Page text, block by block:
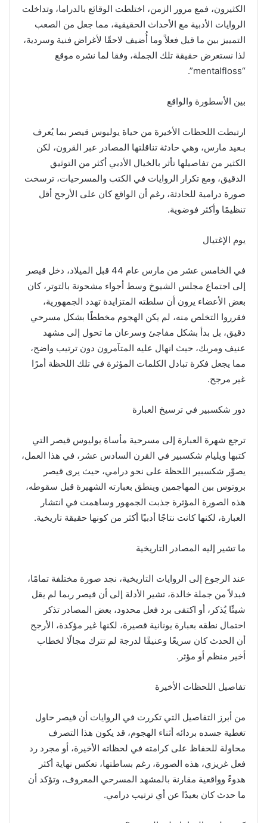
الكثيرون، فمع مرور الزمن، اختلطت الوقائع بالدراما، وتداخلت
الروايات الأدبية مع الأحداث الحقيقية، مما جعل من الصعب
التمييز بين ما قيل فعلاً وما أُضيف لاحقًا لأغراض فنية وسردية،
لذا نستعرض حقيقة تلك الجملة، وفقا لما نشره موقع
“mentalfloss”.
بين الأسطورة والواقع
ارتبطت اللحظات الأخيرة من حياة يوليوس قيصر بما يُعرف
بـعيد مارس، وهي حادثة تناقلتها المصادر عبر القرون، لكن
الكثير من تفاصيلها تأثر بالخيال الأدبي أكثر من التوثيق
الدقيق، ومع تكرار الروايات في الكتب والمسرحيات، ترسخت
صورة درامية للحادثة، رغم أن الواقع كان على الأرجح أقل
تنظيمًا وأكثر فوضوية.
يوم الإغتيال
في الخامس عشر من مارس عام 44 قبل الميلاد، دخل قيصر
إلى اجتماع مجلس الشيوخ وسط أجواء مشحونة بالتوتر، كان
بعض الأعضاء يرون أن سلطته المتزايدة تهدد الجمهورية،
فقرروا التخلص منه، لم يكن الهجوم مخططًا بشكل مسرحي
دقيق، بل بدأ بشكل مفاجئ وسرعان ما تحول إلى مشهد
عنيف ومربك، حيث انهال عليه المتآمرون دون ترتيب واضح،
مما يجعل فكرة تبادل الكلمات المؤثرة في تلك اللحظة أمرًا
غير مرجح.
دور شكسبير في ترسيخ العبارة
ترجع شهرة العبارة إلى مسرحية مأساة يوليوس قيصر التي
كتبها ويليام شكسبير في القرن السادس عشر، في هذا العمل،
يصوّر شكسبير اللحظة على نحو درامي، حيث يرى قيصر
بروتوس بين المهاجمين وينطق بعبارته الشهيرة قبل سقوطه،
هذه الصورة المؤثرة جذبت الجمهور وساهمت في انتشار
العبارة، لكنها كانت نتاجًا أدبيًا أكثر من كونها حقيقة تاريخية.
ما تشير إليه المصادر التاريخية
عند الرجوع إلى الروايات التاريخية، نجد صورة مختلفة تمامًا،
فبدلاً من جملة خالدة، تشير الأدلة إلى أن قيصر ربما لم يقل
شيئًا يُذكر، أو اكتفى برد فعل محدود، بعض المصادر تذكر
احتمال نطقه بعبارة يونانية قصيرة، لكنها غير مؤكدة، الأرجح
أن الحدث كان سريعًا وعنيفًا لدرجة لم تترك مجالًا لخطاب
أخير منظم أو مؤثر.
تفاصيل اللحظات الأخيرة
من أبرز التفاصيل التي تكررت في الروايات أن قيصر حاول
تغطية جسده بردائه أثناء الهجوم، قد يكون هذا التصرف
محاولة للحفاظ على كرامته في لحظاته الأخيرة، أو مجرد رد
فعل غريزي، هذه الصورة، رغم بساطتها، تعكس نهاية أكثر
هدوءً وواقعية مقارنة بالمشهد المسرحي المعروف، وتؤكد أن
ما حدث كان بعيدًا عن أي ترتيب درامي.